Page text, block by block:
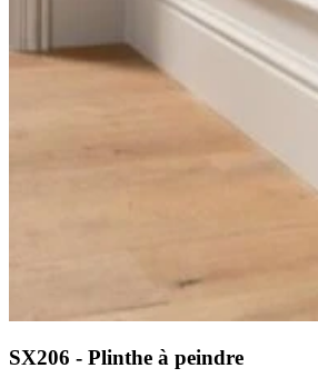
SX206 - Plinthe à peindre